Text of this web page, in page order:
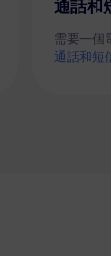
通話和
需要一個
通話和短